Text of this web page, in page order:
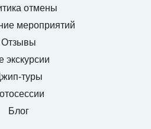
отмены
мероприятий
Отзывы
экскурсии
туры
Блог